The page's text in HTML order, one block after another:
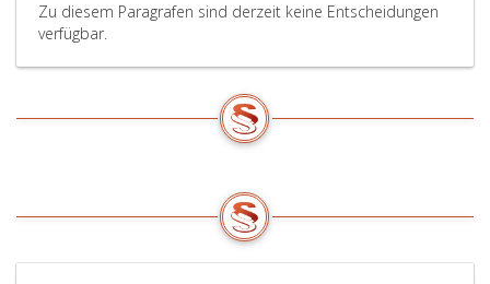
Zu diesem Paragrafen sind derzeit keine Entscheidungen
verfügbar.